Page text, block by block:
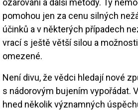
ozařování a další metody. Ty
pomohou jen za cenu silných
účinků a v některých případech
vrací s ještě větší silou a
omezené.
Není divu, že vědci hledají nové
s nádorovým bujením vypořádat.
hned několik významných